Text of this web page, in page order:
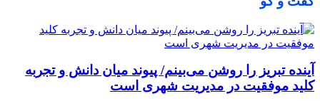
آینده تبریز را روشن می‌بینم/ پیوند میان دانش و تجربه
کلید موفقیت در مدیریت شهری است